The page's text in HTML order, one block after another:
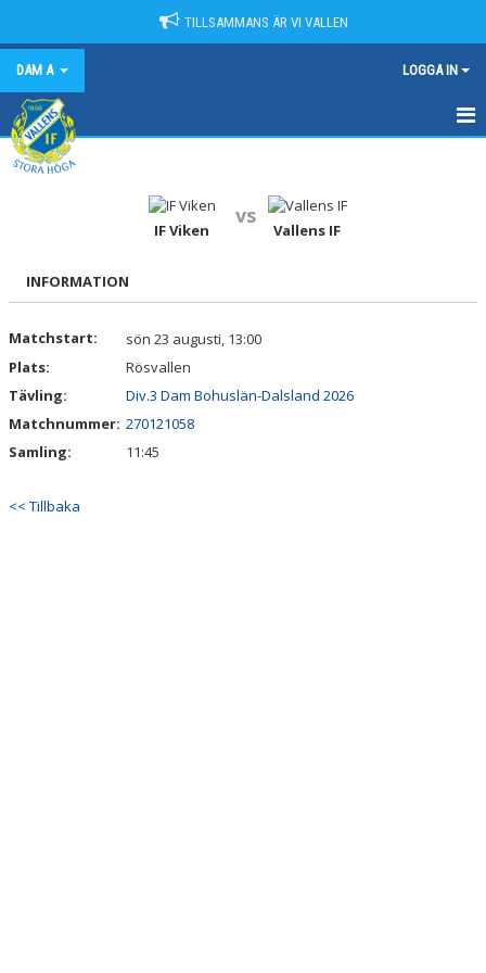
TILLSAMMANS ÄR VI VALLEN
DAM A LOGGA IN
HEM
MATCHER
TRUPPEN
BILDGALLERI
IF Viken
vs
Vallens IF
INFORMATION
Matchstart:
sön 23 augusti, 13:00
Plats:
Rösvallen
Tävling:
Div.3 Dam Bohuslän-Dalsland 2026
Matchnummer: 270121058
Samling:
11:45
<< Tillbaka